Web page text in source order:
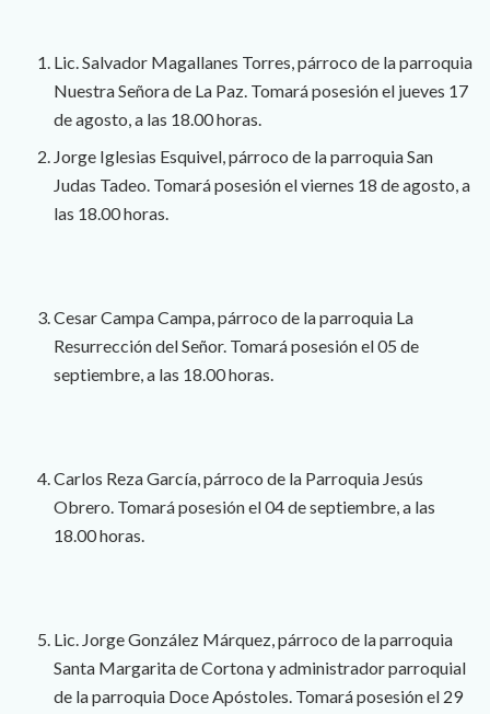
Lic. Salvador Magallanes Torres, párroco de la parroquia
Nuestra Señora de La Paz. Tomará posesión el jueves 17
de agosto, a las 18.00 horas.
Jorge Iglesias Esquivel, párroco de la parroquia San
Judas Tadeo. Tomará posesión el viernes 18 de agosto, a
las 18.00 horas.
Cesar Campa Campa, párroco de la parroquia La
Resurrección del Señor. Tomará posesión el 05 de
septiembre, a las 18.00 horas.
Carlos Reza García, párroco de la Parroquia Jesús
Obrero. Tomará posesión el 04 de septiembre, a las
18.00 horas.
Lic. Jorge González Márquez, párroco de la parroquia
Santa Margarita de Cortona y administrador parroquial
de la parroquia Doce Apóstoles. Tomará posesión el 29